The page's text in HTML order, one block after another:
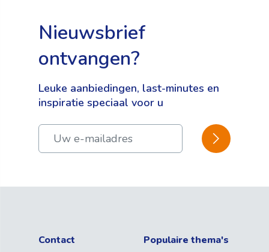
Nieuwsbrief
ontvangen?
Leuke aanbiedingen, last-minutes en
inspiratie speciaal voor u
BEVESTIGEN
Contact
Populaire thema's